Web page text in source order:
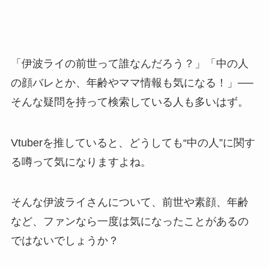
「伊波ライの前世って誰なんだろう？」「中の人
の顔バレとか、年齢やママ情報も気になる！」──
そんな疑問を持って検索している人も多いはず。
Vtuberを推していると、どうしても“中の人”に関す
る噂って気になりますよね。
そんな伊波ライさんについて、前世や素顔、年齢
など、ファンなら一度は気になったことがあるの
ではないでしょうか？